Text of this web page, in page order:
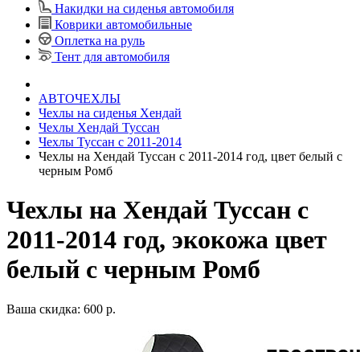
Накидки на сиденья автомобиля
Коврики автомобильные
Оплетка на руль
Тент для автомобиля
АВТОЧЕХЛЫ
Чехлы на сиденья Хендай
Чехлы Хендай Туссан
Чехлы Туссан с 2011-2014
Чехлы на Хендай Туссан с 2011-2014 год, цвет белый с
черным Ромб
Чехлы на Хендай Туссан с
2011-2014 год, экокожа цвет
белый с черным Ромб
Ваша скидка: 600 р.